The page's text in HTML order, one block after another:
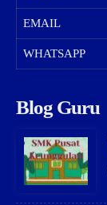
EMAIL
WHATSAPP
Blog Guru